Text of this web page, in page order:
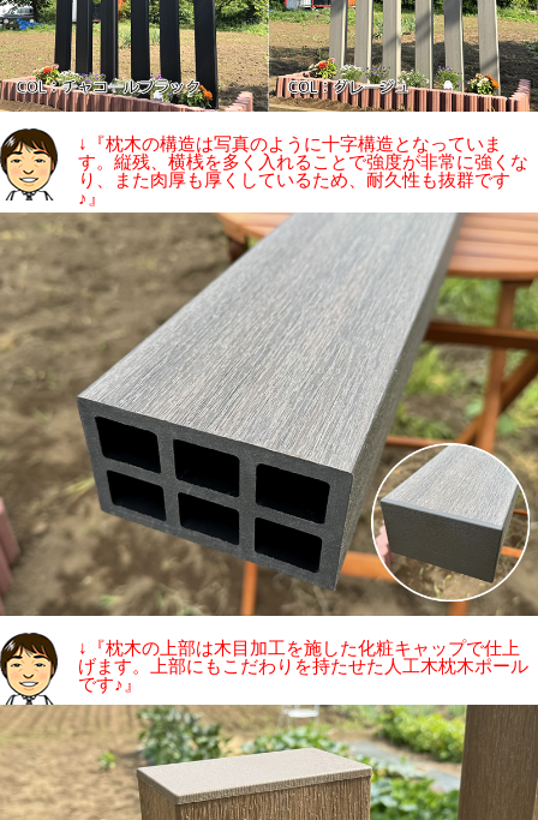
↓『枕木の構造は写真のように十字構造となっていま
す。縦残、横桟を多く入れることで強度が非常に強くな
り、また肉厚も厚くしているため、耐久性も抜群です
♪』
↓『枕木の上部は木目加工を施した化粧キャップで仕上
げます。上部にもこだわりを持たせた人工木枕木ポール
です♪』